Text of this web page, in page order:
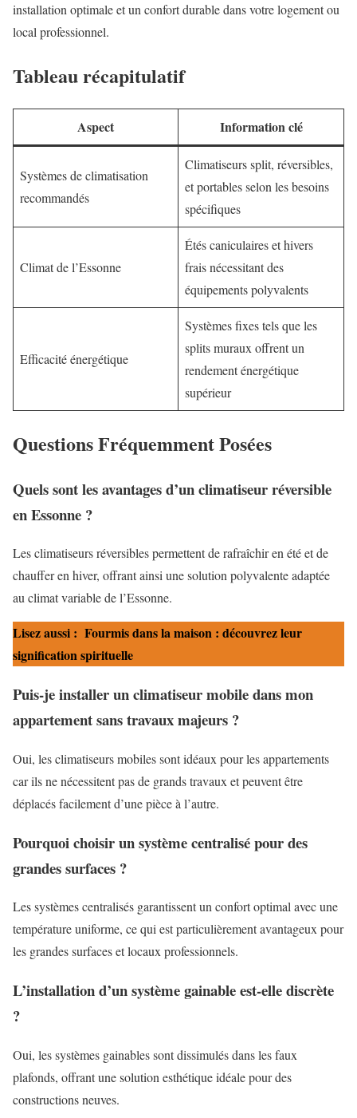
installation optimale et un confort durable dans votre logement ou
local professionnel.
Tableau récapitulatif
Aspect Information clé
Systèmes de climatisation
recommandés
Climatiseurs split, réversibles,
et portables selon les besoins
spécifiques
Climat de l’Essonne
Étés caniculaires et hivers
frais nécessitant des
équipements polyvalents
Efficacité énergétique
Systèmes fixes tels que les
splits muraux offrent un
rendement énergétique
supérieur
Questions Fréquemment Posées
Quels sont les avantages d’un climatiseur réversible
en Essonne ?
Les climatiseurs réversibles permettent de rafraîchir en été et de
chauffer en hiver, offrant ainsi une solution polyvalente adaptée
au climat variable de l’Essonne.
Lisez aussi : Fourmis dans la maison : découvrez leur
signification spirituelle
Puis-je installer un climatiseur mobile dans mon
appartement sans travaux majeurs ?
Oui, les climatiseurs mobiles sont idéaux pour les appartements
car ils ne nécessitent pas de grands travaux et peuvent être
déplacés facilement d’une pièce à l’autre.
Pourquoi choisir un système centralisé pour des
grandes surfaces ?
Les systèmes centralisés garantissent un confort optimal avec une
température uniforme, ce qui est particulièrement avantageux pour
les grandes surfaces et locaux professionnels.
L’installation d’un système gainable est-elle discrète
?
Oui, les systèmes gainables sont dissimulés dans les faux
plafonds, offrant une solution esthétique idéale pour des
constructions neuves.